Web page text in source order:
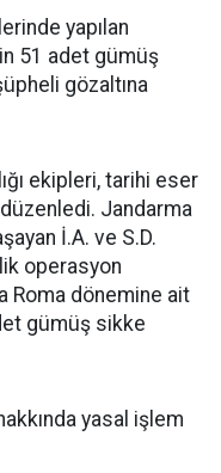
yapılan
51 adet gümüş
gözaltına
ekipleri, tarihi eser
düzenledi. Jandarma
İ.A. ve S.D.
operasyon
Roma dönemine ait
gümüş sikke
yasal işlem